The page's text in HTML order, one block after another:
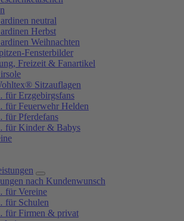
neutral
Herbst
Weihnachten
Fensterbilder
Freizeit & Fanartikel
Sitzauflagen
für Erzgebirgsfans
für Feuerwehr Helden
für Pferdefans
für Kinder & Babys
nach Kundenwunsch
für Vereine
für Schulen
für Firmen & privat